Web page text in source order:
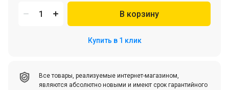
В корзину
Купить в 1 клик
Все товары, реализуемые интернет-магазином,
являются абсолютно новыми и имеют срок гарантийного